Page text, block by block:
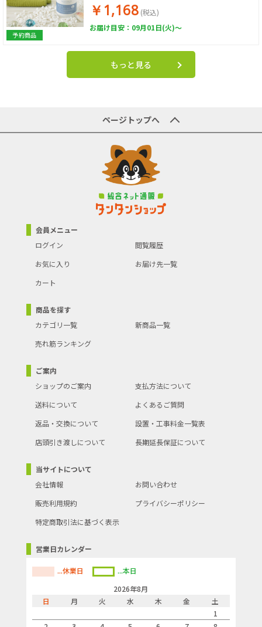
予約商品
￥1,168 (税込)
お届け目安：09月01日(火)～
もっと見る
ページトップへ
会員メニュー
ログイン
閲覧履歴
お気に入り
お届け先一覧
カート
商品を探す
カテゴリ一覧
新商品一覧
売れ筋ランキング
ご案内
ショップのご案内
支払方法について
送料について
よくあるご質問
返品・交換について
設置・工事料金一覧表
店頭引き渡しについて
長期延長保証について
当サイトについて
会社情報
お問い合わせ
販売利用規約
プライバシーポリシー
特定商取引法に基づく表示
営業日カレンダー
...休業日
...本日
2026年8月
日
月 火 水 木 金
土
1